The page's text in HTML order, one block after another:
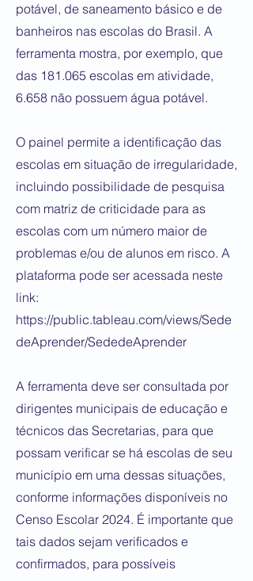
potável, de saneamento básico e de
banheiros nas escolas do Brasil. A
ferramenta mostra, por exemplo, que
das 181.065 escolas em atividade,
6.658 não possuem água potável.
O painel permite a identificação das
escolas em situação de irregularidade,
incluindo possibilidade de pesquisa
com matriz de criticidade para as
escolas com um número maior de
problemas e/ou de alunos em risco. A
plataforma pode ser acessada neste
link:
https://public.tableau.com/views/Sede
deAprender/SededeAprender
A ferramenta deve ser consultada por
dirigentes municipais de educação e
técnicos das Secretarias, para que
possam verificar se há escolas de seu
município em uma dessas situações,
conforme informações disponíveis no
Censo Escolar 2024. É importante que
tais dados sejam verificados e
confirmados, para possíveis